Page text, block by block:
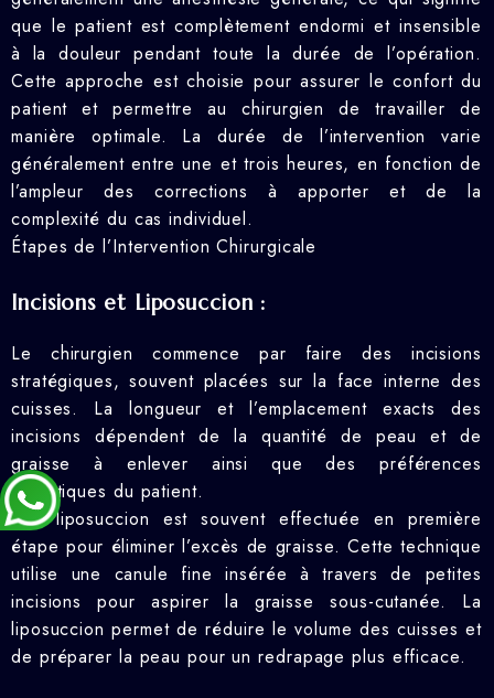
que le patient est complètement endormi et insensible
à la douleur pendant toute la durée de l’opération.
Cette approche est choisie pour assurer le confort du
patient et permettre au chirurgien de travailler de
manière optimale. La durée de l’intervention varie
généralement entre une et trois heures, en fonction de
l’ampleur des corrections à apporter et de la
complexité du cas individuel.
Étapes de l’Intervention Chirurgicale
Incisions et Liposuccion :
Le chirurgien commence par faire des incisions
stratégiques, souvent placées sur la face interne des
cuisses. La longueur et l’emplacement exacts des
incisions dépendent de la quantité de peau et de
graisse à enlever ainsi que des préférences
esthétiques du patient.
Une liposuccion est souvent effectuée en première
étape pour éliminer l’excès de graisse. Cette technique
utilise une canule fine insérée à travers de petites
incisions pour aspirer la graisse sous-cutanée. La
liposuccion permet de réduire le volume des cuisses et
de préparer la peau pour un redrapage plus efficace.